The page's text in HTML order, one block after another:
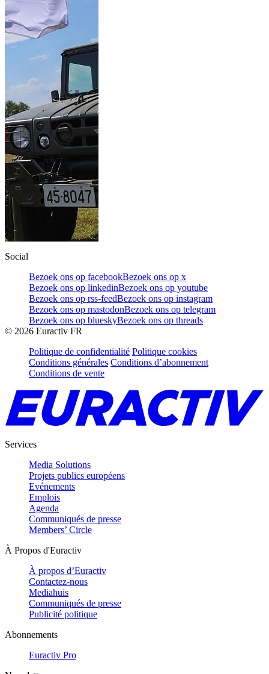
Social
Bezoek ons op facebookBezoek ons op x
Bezoek ons op linkedinBezoek ons op youtube
Bezoek ons op rss-feedBezoek ons op instagram
Bezoek ons op mastodonBezoek ons op telegram
Bezoek ons op blueskyBezoek ons op threads
© 2026 Euractiv FR
Politique de confidentialité Politique cookies
Conditions générales Conditions d’abonnement
Conditions de vente
Services
Media Solutions
Projets publics européens
Evénements
Emplois
Agenda
Communiqués de presse
Members’ Circle
À Propos d'Euractiv
À propos d’Euractiv
Contactez-nous
Mediahuis
Communiqués de presse
Publicité politique
Abonnements
Euractiv Pro